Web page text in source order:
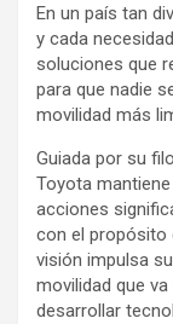
En un país tan
y cada
soluciones que
para que nadie
movilidad más
Guiada por su
Toyota
acciones
con el propósito
visión impulsa
movilidad que
desarrollar